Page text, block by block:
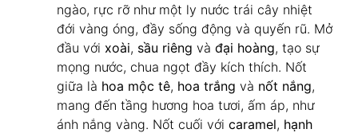
ngào, rực rỡ như một ly nước trái cây nhiệt
đới vàng óng, đầy sống động và quyến rũ. Mở
đầu với xoài, sầu riêng và đại hoàng, tạo sự
mọng nước, chua ngọt đầy kích thích. Nốt
giữa là hoa mộc tê, hoa trắng và nốt nắng,
mang đến tầng hương hoa tươi, ấm áp, như
ánh nắng vàng. Nốt cuối với caramel, hạnh